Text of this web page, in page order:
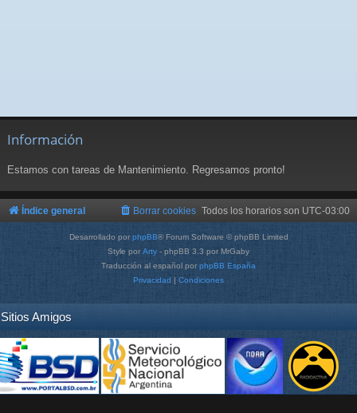
Información
Estamos con tareas de Mantenimiento. Regresamos pronto!
Índice general Todos los horarios son UTC-03:00
Borrar cookies
Desarrollado por phpBB® Forum Software © phpBB Limited
Style por Arty - phpBB 3.3 por MrGaby
Traducción al español por phpBB España
Privacidad | Condiciones
Sitios Amigos